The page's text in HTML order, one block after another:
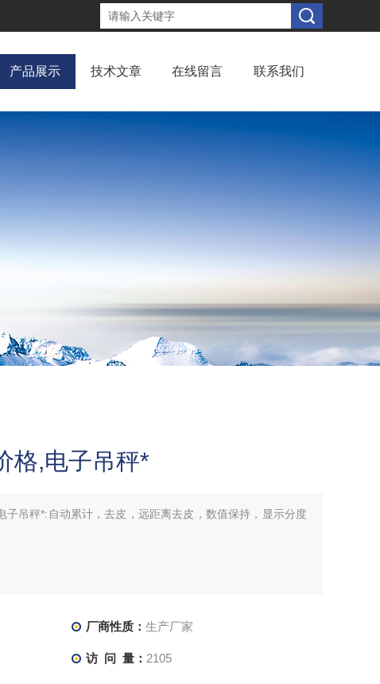
产品展示 技术文章 在线留言 联系我们
格,电子吊秤*
子吊秤*:自动累计，去皮，远距离去皮，数值保持，显示分度
厂商性质： 生产厂家
访 问 量： 2105